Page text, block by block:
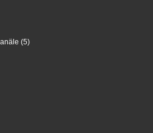
(5)